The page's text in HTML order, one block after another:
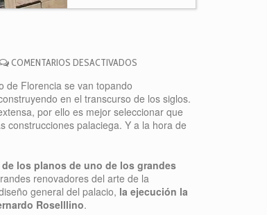
COMENTARIOS DESACTIVADOS
de Florencia se van topando
en el transcurso de los siglos.
por ello es mejor seleccionar que
construcciones palaciega. Y a la hora de
los planos de uno de los grandes
renovadores del arte de la
general del palacio, la ejecución la
Roselllino.